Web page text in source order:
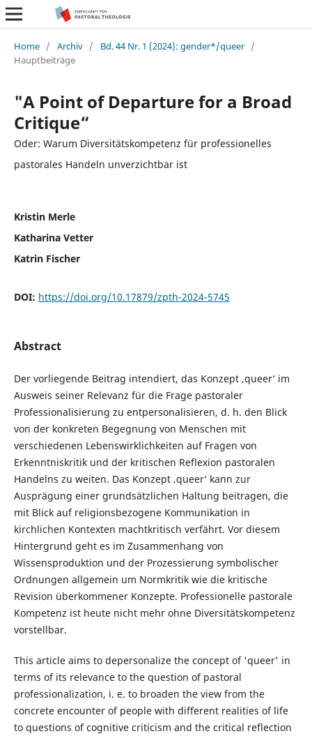
Home / Archiv / Bd. 44 Nr. 1 (2024): gender*/queer /
Hauptbeiträge
"A Point of Departure for a Broad
Critique“
Oder: Warum Diversitätskompetenz für professionelles
pastorales Handeln unverzichtbar ist
Kristin Merle
Katharina Vetter
Katrin Fischer
DOI: https://doi.org/10.17879/zpth-2024-5745
Abstract
Der vorliegende Beitrag intendiert, das Konzept ‚queer‘ im
Ausweis seiner Relevanz für die Frage pastoraler
Professionalisierung zu entpersonalisieren, d. h. den Blick
von der konkreten Begegnung von Menschen mit
verschiedenen Lebenswirklichkeiten auf Fragen von
Erkenntniskritik und der kritischen Reflexion pastoralen
Handelns zu weiten. Das Konzept ‚queer‘ kann zur
Ausprägung einer grundsätzlichen Haltung beitragen, die
mit Blick auf religionsbezogene Kommunikation in
kirchlichen Kontexten machtkritisch verfährt. Vor diesem
Hintergrund geht es im Zusammenhang von
Wissensproduktion und der Prozessierung symbolischer
Ordnungen allgemein um Normkritik wie die kritische
Revision überkommener Konzepte. Professionelle pastorale
Kompetenz ist heute nicht mehr ohne Diversitätskompetenz
vorstellbar.
This article aims to depersonalize the concept of 'queer' in
terms of its relevance to the question of pastoral
professionalization, i. e. to broaden the view from the
concrete encounter of people with different realities of life
to questions of cognitive criticism and the critical reflection